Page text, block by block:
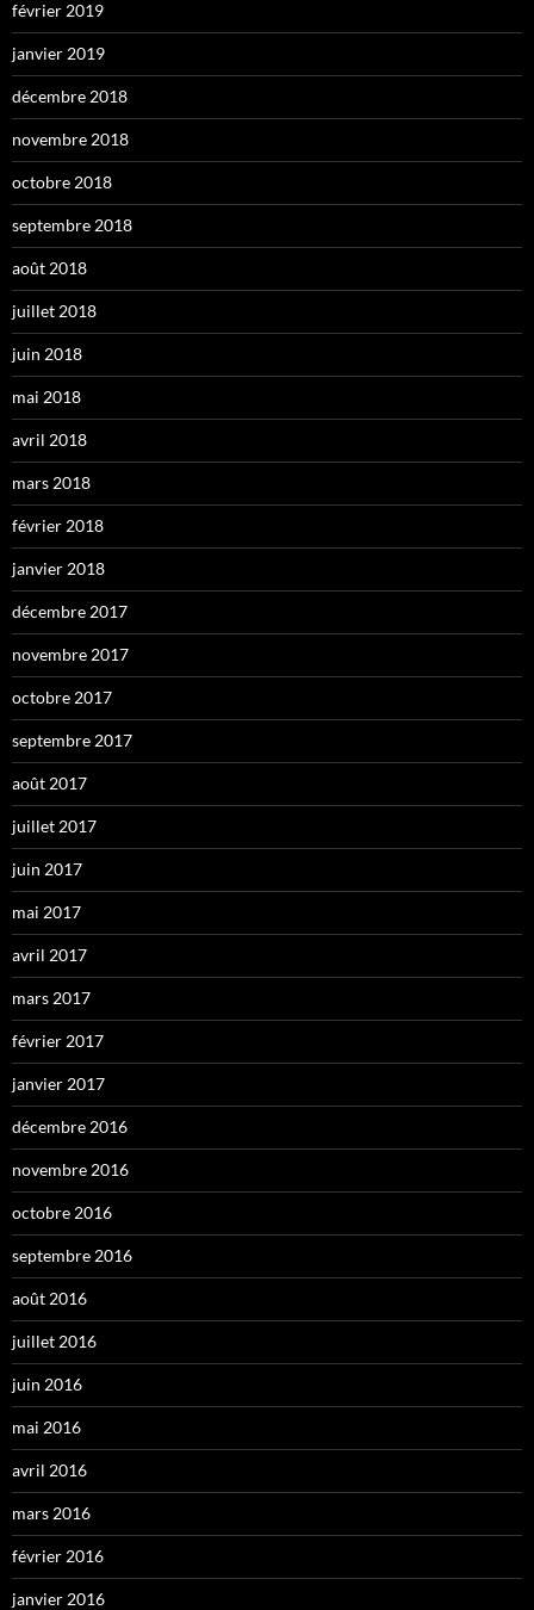
février 2019
janvier 2019
décembre 2018
novembre 2018
octobre 2018
septembre 2018
août 2018
juillet 2018
juin 2018
mai 2018
avril 2018
mars 2018
février 2018
janvier 2018
décembre 2017
novembre 2017
octobre 2017
septembre 2017
août 2017
juillet 2017
juin 2017
mai 2017
avril 2017
mars 2017
février 2017
janvier 2017
décembre 2016
novembre 2016
octobre 2016
septembre 2016
août 2016
juillet 2016
juin 2016
mai 2016
avril 2016
mars 2016
février 2016
janvier 2016